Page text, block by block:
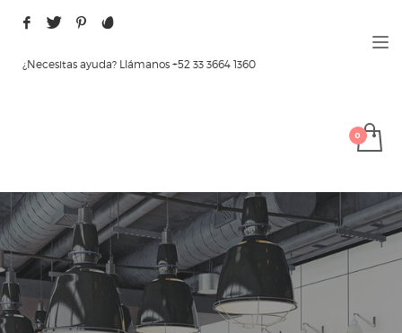
¿Necesitas ayuda? Llámanos +52 33 3664 1360